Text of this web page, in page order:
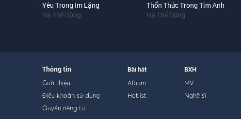
Yêu Trong Im Lặng
Hà Thế Dũng
Thổn Thức Trong Tim Anh
Hà Thế Dũng
Thông tin
Giới thiệu
Điều khoản sử dụng
Quyền riêng tư
Bài hát
Album
Hotlist
BXH
MV
Nghệ sĩ